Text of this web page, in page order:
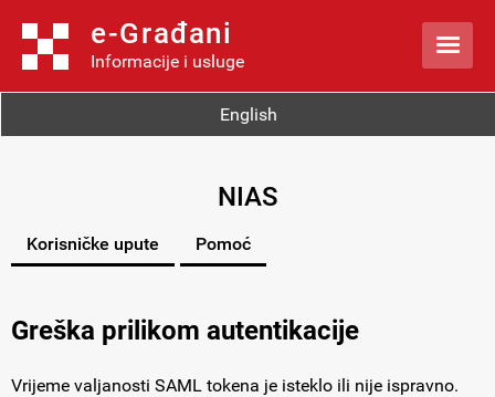
e-Građani
Informacije i usluge 
English
NIAS
Korisničke upute Pomoć
Greška prilikom autentikacije
Vrijeme valjanosti SAML tokena je isteklo ili nije ispravno.